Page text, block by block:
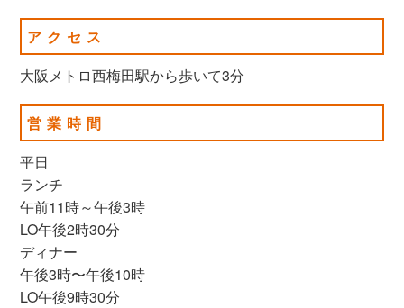
アクセス
大阪メトロ西梅田駅から歩いて3分
営業時間
平日
ランチ
午前11時～午後3時
LO午後2時30分
ディナー
午後3時〜午後10時
LO午後9時30分